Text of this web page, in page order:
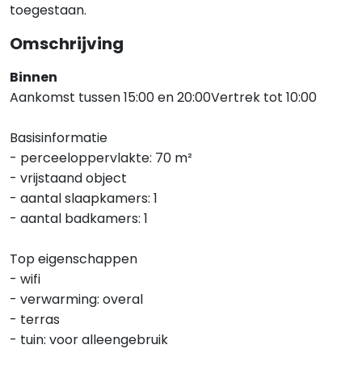
toegestaan.
Omschrijving
Binnen
Aankomst tussen 15:00 en 20:00Vertrek tot 10:00
Basisinformatie
- perceeloppervlakte: 70 m²
- vrijstaand object
- aantal slaapkamers: 1
- aantal badkamers: 1
Top eigenschappen
- wifi
- verwarming: overal
- terras
- tuin: voor alleengebruik